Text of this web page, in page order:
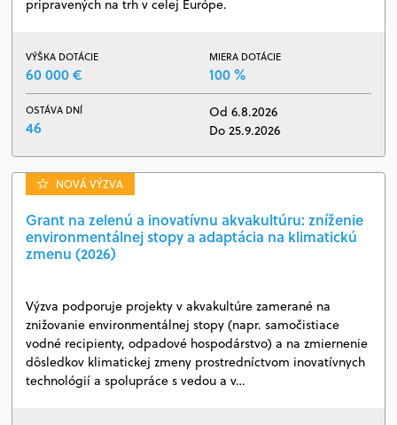
pripravených na trh v celej Európe.
VÝŠKA DOTÁCIE
60 000 €
MIERA DOTÁCIE
100 %
OSTÁVA DNÍ
46
Od 6.8.2026
Do 25.9.2026
NOVÁ VÝZVA
Grant na zelenú a inovatívnu akvakultúru: zníženie
environmentálnej stopy a adaptácia na klimatickú
zmenu (2026)
Výzva podporuje projekty v akvakultúre zamerané na
znižovanie environmentálnej stopy (napr. samočistiace
vodné recipienty, odpadové hospodárstvo) a na zmiernenie
dôsledkov klimatickej zmeny prostredníctvom inovatívnych
technológií a spolupráce s vedou a v…